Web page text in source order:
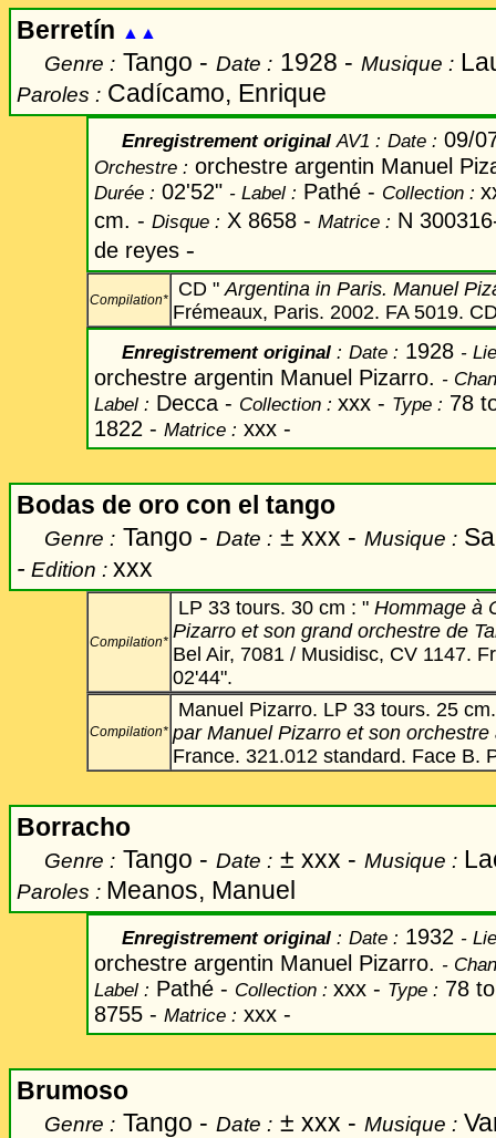
Berretín ▲▲
Genre : Tango - Date : 1928 - Musique :
Paroles : Cadícamo, Enrique
Enregistrement originalAV1 : Date : 09/
Orchestre : orchestre argentin Manuel
Durée : 02'52" - Label : Pathé - Collection :
cm. - Disque : X 8658 - Matrice : N
de reyes -
Compilation* CD "Argentina in Paris. Manuel
Frémeaux, Paris. 2002. FA 5019.
Enregistrement original : Date : 1928 -
orchestre argentin Manuel Pizarro. -
Label : Decca - Collection : xxx - Type : 78
1822 - Matrice : xxx -
Bodas de oro con el tango
Genre : Tango - Date : ± xxx - Musique :
- Edition : xxx
Compilation*
LP 33 tours. 30 cm : " Hommage à
Pizarro et son grand orchestre de
Bel Air, 7081 / Musidisc, CV 1147.
02'44".
Compilation*
Manuel Pizarro. LP 33 tours. 25
par Manuel Pizarro et son
France. 321.012 standard. Face B.
Borracho
Genre : Tango - Date : ± xxx - Musique :
Paroles : Meanos, Manuel
Enregistrement original : Date : 1932 -
orchestre argentin Manuel Pizarro. -
Label : Pathé - Collection : xxx - Type : 78
8755 - Matrice : xxx -
Brumoso
Genre : Tango - Date : ± xxx - Musique :